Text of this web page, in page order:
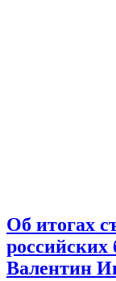
Об итогах
российских
Валентин